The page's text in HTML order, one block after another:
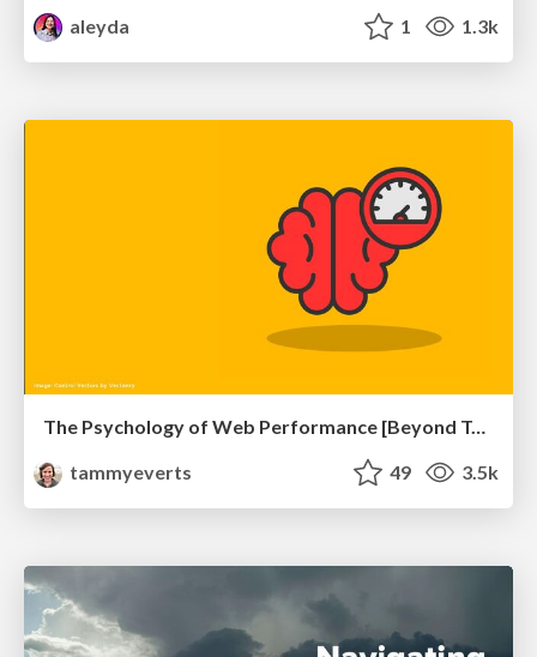
aleyda
1 1.3k
The Psychology of Web Performance [Beyond Tellerrand 2023]
tammyeverts
49 3.5k